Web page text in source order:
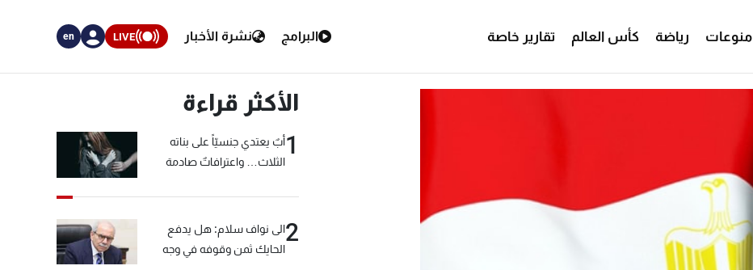
منوعات رياضة كأس العالم تقارير خاصة البرامج نشرة الأخبار LIVE
en
الأكثر قراءة
1أبٌ يعتدي جنسيّاً على بناته
الثلاث… واعترافاتٌ صادمة
2الى نواف سلام: هل يدفع
الحايك ثمن وقوفه في وجه